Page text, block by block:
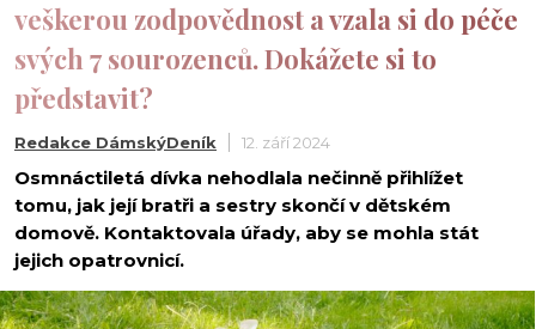
veškerou zodpovědnost a vzala si do péče
svých 7 sourozenců. Dokážete si to
představit?
Redakce DámskýDeník 12. září 2024
Osmnáctiletá dívka nehodlala nečinně přihlížet
tomu, jak její bratři a sestry skončí v dětském
domově. Kontaktovala úřady, aby se mohla stát
jejich opatrovnicí.